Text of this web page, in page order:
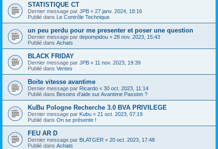
STATISTIQUE CT
Dernier message par JPB « 27 janv. 2024, 18:16
Publié dans Le Contrôle Technique
un peu perdu pour me presenter et poser une question
Dernier message par depompidou « 28 nov. 2023, 15:43
Publié dans Achats
BLACK FRIDAY
Dernier message par JPB « 11 nov. 2023, 19:39
Publié dans Ventes
Boite vitesse avantime
Dernier message par Ricardo « 30 oct. 2023, 11:14
Publié dans Besoins d'aide sur Avantime Passion ?
KuBu Pologne Recherche 3.0 BVA PRIVILEGE
Dernier message par Kubu « 21 oct. 2023, 07:19
Publié dans On se présente !
FEU AR D
Dernier message par BLATGER « 20 oct. 2023, 17:48
Publié dans Achats